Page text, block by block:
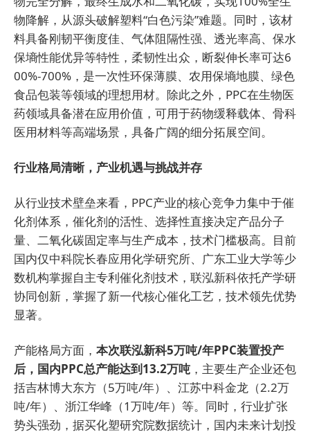
物降解，从源头破解塑料“白色污染”难题。同时，该材
料具备刚韧平衡度佳、气体阻隔性强、透光率高、保水
保墒性能优异等特性，柔韧性出众，断裂伸长率可达6
00%-700%，是一次性环保薄膜、农用保墒地膜、绿色
食品包装等领域的理想用材。除此之外，PPC在生物医
药领域具备潜在应用价值，可用于药物缓释载体、骨科
医用材料等高端场景，具备广阔的细分拓展空间。
行业格局清晰，产业机遇与挑战并存
从行业技术壁垒来看，PPC产业的核心竞争力集中于催
化剂体系，催化剂的活性、选择性直接决定产品分子
量、二氧化碳固定率与生产成本，技术门槛极高。目前
国内仅中科院长春应用化学研究所、广东工业大学等少
数机构掌握自主专利催化剂技术，联泓新科依托产学研
协同创新，掌握了新一代核心催化工艺，技术领先优势
显著。
产能格局方面， 本次联泓新科5万吨/年PPC装置投产
后，国内PPC总产能达到13.2万吨 ，主要生产企业还包
括吉林博大东方（5万吨/年）、江苏中科金龙（2.2万
吨/年）、浙江华峰（1万吨/年）等。同时，行业扩张
势头强劲，据买化塑研究院数据统计，国内未来计划投